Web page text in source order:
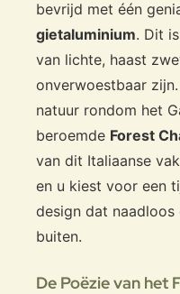
bevrijd met één
gietaluminium. Dit
van lichte, haast
onverwoestbaar
natuur rondom het
beroemde Forest
van dit Italiaanse
en u kiest voor een
design dat
buiten.
De Poëzie van het